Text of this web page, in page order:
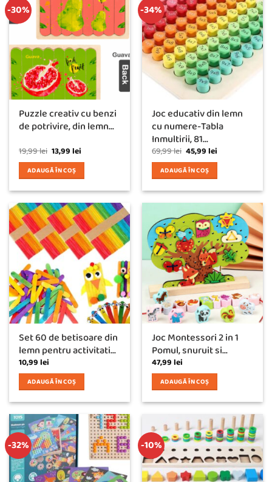
-30%
Puzzle creativ cu benzi
de potrivire, din lemn...
19,99lei Prețul
inițial
a
fost:
19,99 lei.
13,99lei
este:
ADAUGĂ ÎN COȘ
-34%
Joc educativ din lemn
cu numere-Tabla
Inmultirii, 81...
69,99lei Prețul
inițial
a
fost:
69,99 lei.
45,99lei
este:
ADAUGĂ ÎN COȘ
Set 60 de betisoare din
lemn pentru activitati...
10,99lei
ADAUGĂ ÎN COȘ
Joc Montessori 2 in 1
Pomul, snuruit si...
47,99lei
ADAUGĂ ÎN COȘ
-32% -10%